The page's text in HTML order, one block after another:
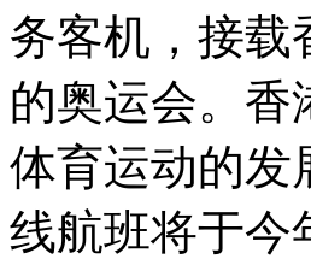
务客机，接载
的奥运会。香
体育运动的发
线航班将于今